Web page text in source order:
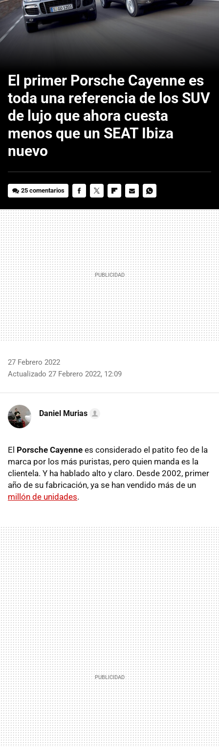
El primer Porsche Cayenne es
toda una referencia de los SUV
de lujo que ahora cuesta
menos que un SEAT Ibiza
nuevo
25 comentarios
MAIL
27 Febrero 2022
Actualizado 27 Febrero 2022, 12:09
Daniel Murias
El Porsche Cayenne es considerado el patito feo de la
marca por los más puristas, pero quien manda es la
clientela. Y ha hablado alto y claro. Desde 2002, primer
año de su fabricación, ya se han vendido más de un
millón de unidades.